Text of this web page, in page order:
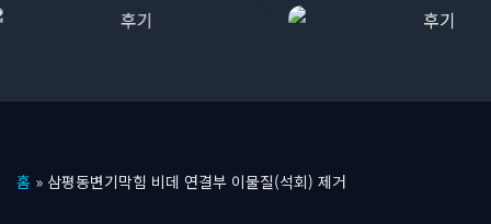
텐
홈 » 삼평동변기막힘 비데 연결부 이물질(석회) 제거